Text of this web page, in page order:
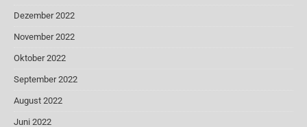
Dezember 2022
November 2022
Oktober 2022
September 2022
August 2022
Juni 2022